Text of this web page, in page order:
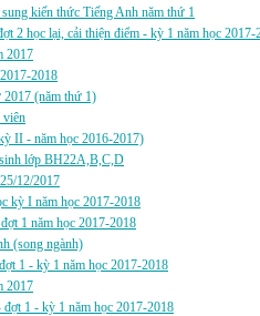
kiến thức Tiếng Anh năm thứ 1
2 học lại, cải thiện điểm - kỳ 1 năm học 2017-
2017
2018
2017 (năm thứ 1)
viên
II - năm học 2016-2017)
lớp BH22A,B,C,D
12/2017
kỳ I năm học 2017-2018
1 năm học 2017-2018
(song ngành)
1 - kỳ 1 năm học 2017-2018
2017
1 - kỳ 1 năm học 2017-2018